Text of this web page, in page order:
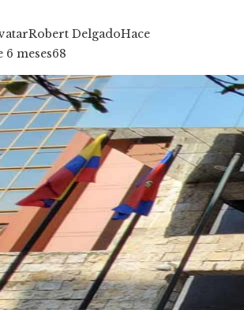
Robert DelgadoHace
6 meses68